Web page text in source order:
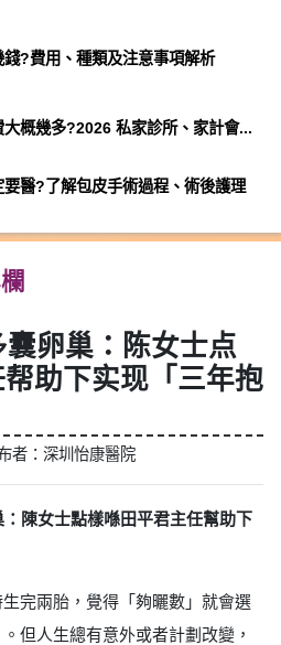
錢?費用、種類及注意事項解析
概幾多?2026 私家診所、家計會...
醫?了解包皮手術過程、術後護理
卵巢：陈女士点
助下实现「三年抱
者：深圳怡康醫院
陳女士點樣喺田平君主任幫助下
完兩胎，覺得「夠曬數」就會選
但人生總有意外或者計劃改變，